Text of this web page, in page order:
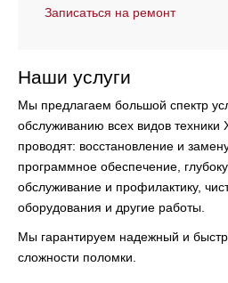
Записаться на ремонт
Наши услуги
Мы предлагаем большой спектр
обслуживанию всех видов
проводят: восстановление и
программное обеспечение,
обслуживание и профилактику,
оборудования и другие работы.
Мы гарантируем надежный и
сложности поломки.